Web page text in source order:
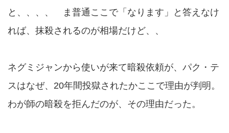
と、、、、 ま普通ここで「なります」と答えなけ
れば、抹殺されるのが相場だけど、、
ネグミジャンから使いが来て暗殺依頼が、パク・テ
スはなぜ、20年間投獄されたかここで理由が判明。
わが師の暗殺を拒んだのが、その理由だった。